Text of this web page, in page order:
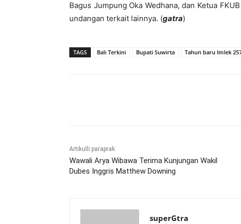
Bagus Jumpung Oka Wedhana, dan Ketua
undangan terkait lainnya. (gatra)
TAGS Bali Terkini Bupati Suwirta Tahun baru Imlek
Artikulli paraprak
Wawali Arya Wibawa Terima Kunjungan Wakil
Dubes Inggris Matthew Downing
superGtra